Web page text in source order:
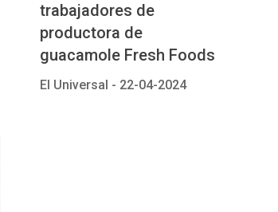
trabajadores de
productora de
guacamole Fresh Foods
El Universal - 22-04-2024